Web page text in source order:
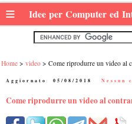
≡ Idee per Computer ed
Home video Come riprodurre un video al
Aggiornato: 05/08/2018 Nessun
Come riprodurre un video al